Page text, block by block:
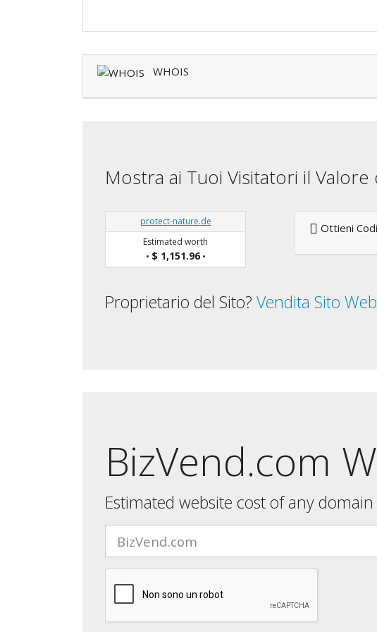
WHOIS
Mostra ai Tuoi Visitatori il
protect-nature.de
Estimated worth
• $ 1,151.96•
Ottieni
Proprietario del Sito? Vendita Sito Web
BizVend.com
Estimated website cost of any domain